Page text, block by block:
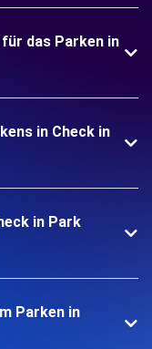
das Parken in
in Check in
in Park
Parken in